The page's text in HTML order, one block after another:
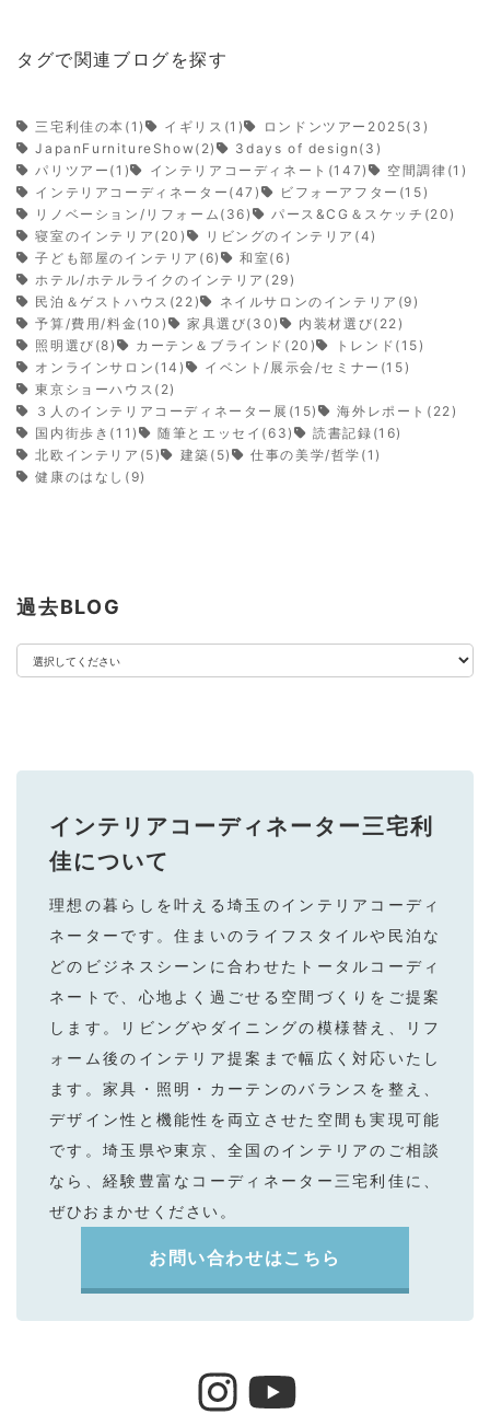
タグで関連ブログを探す
三宅利佳の本(1) イギリス(1)
ロンドンツアー2025(3)
JapanFurnitureShow(2)
3days of design(3)
パリツアー(1)
インテリアコーディネート(147)
空間調律(1)
インテリアコーディネーター(47)
ビフォーアフター(15)
リノベーション/リフォーム(36)
パース&CG＆スケッチ(20)
寝室のインテリア(20)
リビングのインテリア(4)
子ども部屋のインテリア(6)
和室(6)
ホテル/ホテルライクのインテリア(29)
民泊＆ゲストハウス(22)
ネイルサロンのインテリア(9)
予算/費用/料金(10)
家具選び(30)
内装材選び(22)
照明選び(8)
カーテン＆ブラインド(20)
トレンド(15)
オンラインサロン(14)
イベント/展示会/セミナー(15)
東京ショーハウス(2)
３人のインテリアコーディネーター展(15)
海外レポート(22)
国内街歩き(11)
随筆とエッセイ(63)
読書記録(16)
北欧インテリア(5)
建築(5)
仕事の美学/哲学(1)
健康のはなし(9)
過去BLOG
インテリアコーディネーター三宅利
佳について
理想の暮らしを叶える埼⽟のインテリアコーディ
ネーターです。住まいのライフスタイルや⺠泊な
どのビジネスシーンに合わせたトータルコーディ
ネートで、⼼地よく過ごせる空間づくりをご提案
します。リビングやダイニングの模様替え、リフ
ォーム後のインテリア提案まで幅広く対応いたし
ます。家具・照明・カーテンのバランスを整え、
デザイン性と機能性を両⽴させた空間も実現可能
です。埼⽟県や東京、全国のインテリアのご相談
なら、経験豊富なコーディネーター三宅利佳に、
ぜひおまかせください。
お問い合わせはこちら